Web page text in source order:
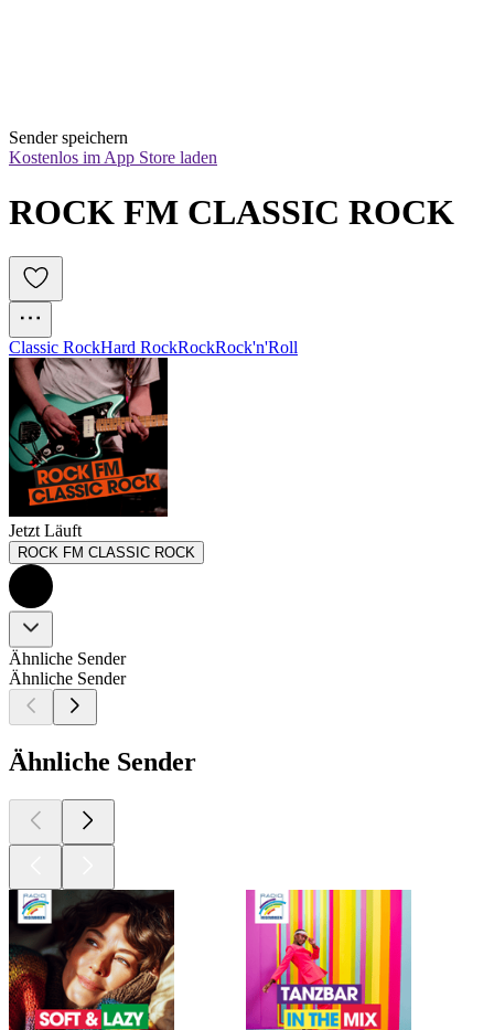
Sender speichern
Kostenlos im App Store laden
ROCK FM CLASSIC ROCK
Classic RockHard RockRockRock'n'Roll
Jetzt Läuft
ROCK FM CLASSIC ROCK
Ähnliche Sender
Ähnliche Sender
Ähnliche Sender